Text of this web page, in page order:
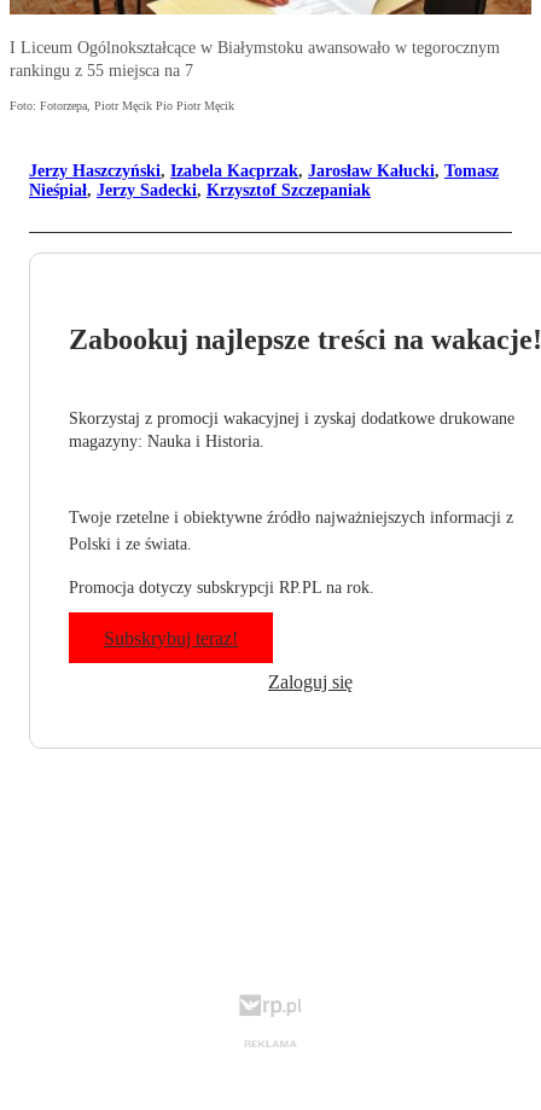
I Liceum Ogólnokształcące w Białymstoku awansowało w tegorocznym
rankingu z 55 miejsca na 7
Foto: Fotorzepa, Piotr Męcik Pio Piotr Męcik
Jerzy Haszczyński, Izabela Kacprzak, Jarosław Kałucki, Tomasz
Nieśpiał, Jerzy Sadecki, Krzysztof Szczepaniak
Zabookuj najlepsze treści na wakacje!
Skorzystaj z promocji wakacyjnej i zyskaj dodatkowe drukowane
magazyny: Nauka i Historia.
Twoje rzetelne i obiektywne źródło najważniejszych informacji z
Polski i ze świata.
Promocja dotyczy subskrypcji RP.PL na rok.
Subskrybuj teraz!
Zaloguj się